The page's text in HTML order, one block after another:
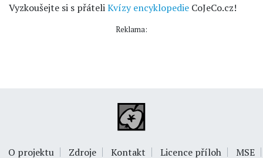
Vyzkoušejte si s přáteliKvízy encyklopedie CoJeCo.cz!
Reklama:
O projektu Zdroje Kontakt Licence příloh MSE